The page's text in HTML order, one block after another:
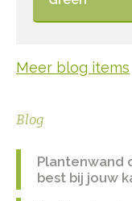
Meer blog items
Blog
Plantenwand
best bij jouw